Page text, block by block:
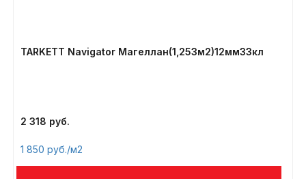
TARKETT Navigator Магеллан(1,253м2)12мм33кл
2 318
1 850 /м2